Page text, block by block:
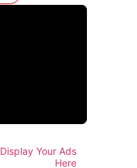
Display Your Ads
Here